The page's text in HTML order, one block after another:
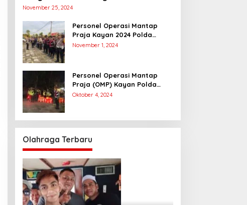
Penghitungan Suara
November 25, 2024
Personel Operasi Mantap
Praja Kayan 2024 Polda
Kaltara Laksanakan
Suara Dalam Rangka Pilkada
2024
November 1, 2024
Personel Operasi Mantap
Praja (OMP) Kayan Polda
Kaltara Laksanakan Pam
Oktober 4, 2024
Olahraga Terbaru